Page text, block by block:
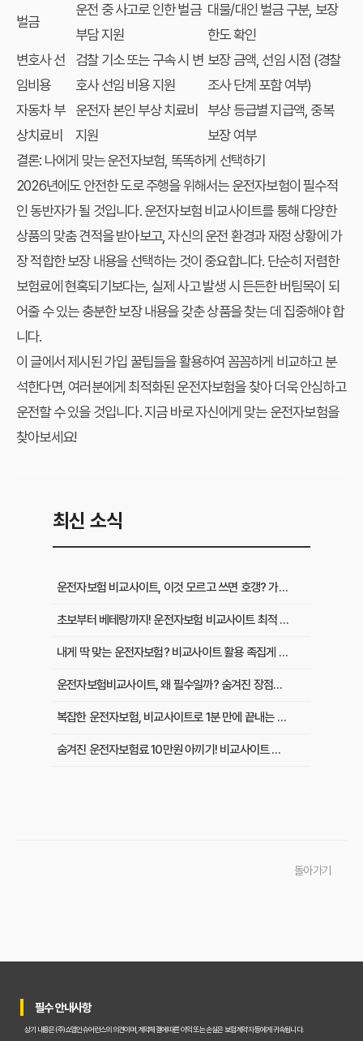
벌금
운전 중 사고로 인한 벌금
부담 지원
대물/대인 벌금 구분, 보장
한도 확인
변호사 선
임비용
검찰 기소 또는 구속 시 변
호사 선임 비용 지원
보장 금액, 선임 시점 (경찰
조사 단계 포함 여부)
자동차 부
상치료비
운전자 본인 부상 치료비
지원
부상 등급별 지급액, 중복
보장 여부
결론: 나에게 맞는 운전자보험, 똑똑하게 선택하기
2026년에도 안전한 도로 주행을 위해서는 운전자보험이 필수적
인 동반자가 될 것입니다.운전자보험 비교사이트를 통해 다양한
상품의 맞춤 견적을 받아보고, 자신의 운전 환경과 재정 상황에 가
장 적합한 보장 내용을 선택하는 것이 중요합니다. 단순히 저렴한
보험료에 현혹되기보다는, 실제 사고 발생 시 든든한 버팀목이 되
어줄 수 있는 충분한 보장 내용을 갖춘 상품을 찾는 데 집중해야 합
니다.
이 글에서 제시된가입 꿀팁들을 활용하여 꼼꼼하게 비교하고 분
석한다면, 여러분에게 최적화된 운전자보험을 찾아 더욱 안심하고
운전할 수 있을 것입니다. 지금 바로 자신에게 맞는 운전자보험을
찾아보세요!
최신 소식
운전자보험 비교사이트, 이것 모르고 쓰면 호갱? 가입 전 필수 확인사항
초보부터 베테랑까지! 운전자보험 비교사이트 최적 활용법과 맞춤 플랜
내게 딱 맞는 운전자보험? 비교사이트 활용 족집게 가이드 & 성공 후기
운전자보험비교사이트, 왜 필수일까? 숨겨진 장점과 현명하게 활용하는 비법
복잡한 운전자보험, 비교사이트로 1분 만에 끝내는 최적 보험료 찾기
숨겨진 운전자보험료 10만원 아끼기! 비교사이트 활용법 이것부터 확인
돌아가기
필수 안내사항
상기 내용은 (주)쇼엠인슈어런스의 의견이며, 계약체결에 따른 이익 또는 손실은 보험계약자 등에게 귀속됩니다.